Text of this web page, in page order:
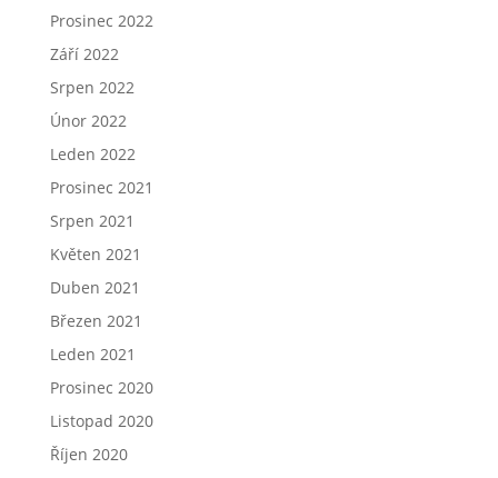
Prosinec 2022
Září 2022
Srpen 2022
Únor 2022
Leden 2022
Prosinec 2021
Srpen 2021
Květen 2021
Duben 2021
Březen 2021
Leden 2021
Prosinec 2020
Listopad 2020
Říjen 2020